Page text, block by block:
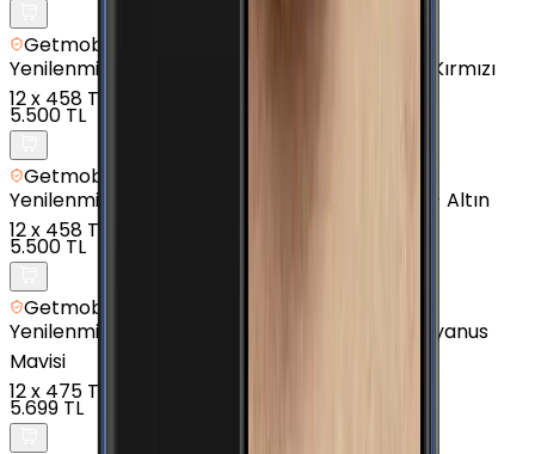
Getmobil Güvencesi
Yenilenmiş
Samsung Galaxy J6 Plus - 32 GB - Kırmızı
12x 458 TL
5.500 TL
Getmobil Güvencesi
Yenilenmiş
Samsung Galaxy J7 Prime - 16 GB - Altın
12x 458 TL
5.500 TL
Getmobil Güvencesi
Yenilenmiş
Samsung Galaxy M20 - 32 GB - Okyanus
Mavisi
12x 475 TL
5.699 TL